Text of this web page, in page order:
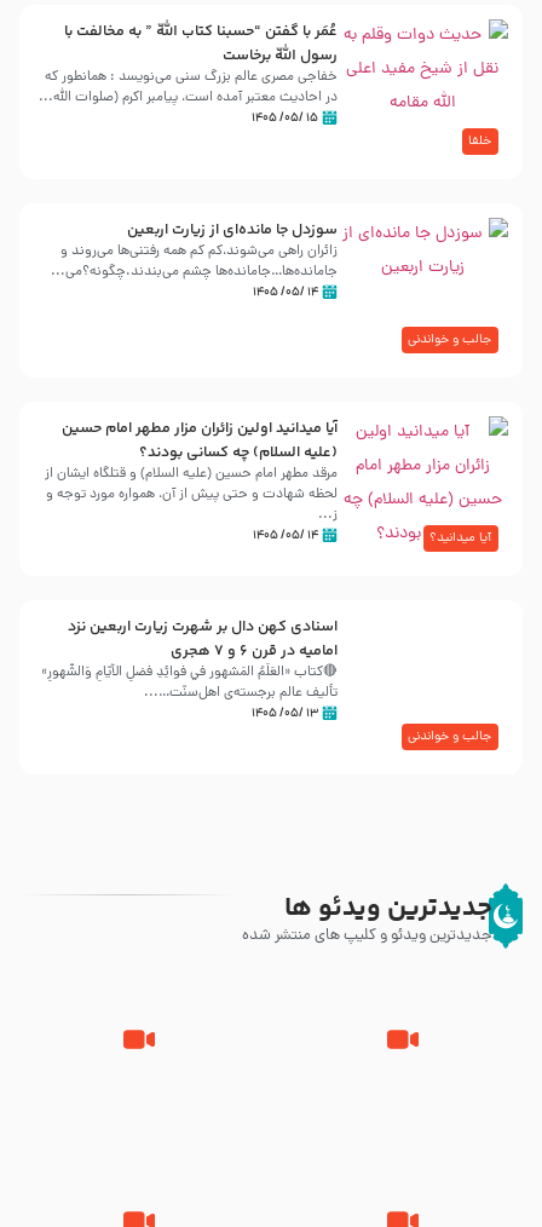
خلفا
عُمَر با گفتن “حسبنا كتاب اللّه ” به مخالفت با
رسول اللّه برخاست
خفاجی مصری عالم بزرگ سنی می‌نویسد : همانطور که
در احادیث معتبر آمده است، پیامبر اکرم (صلوات اللّه...
۱۵ /۰۵/ ۱۴۰۵
جالب و خواندنی
سوزدل جا مانده‌ای از زیارت اربعین
زائران راهی می‌شوند،کم‌ کم همه رفتنی‌ها می‌روند و
جامانده‌ها…جامانده‌ها چشم می‌بندند.چگونه؟می‌...
۱۴ /۰۵/ ۱۴۰۵
آیا میدانید؟
آیا میدانید اولین زائران مزار مطهر امام حسین
(علیه السلام) چه کسانی بودند؟
مرقد مطهر امام حسین (علیه السلام) و قتلگاه ایشان از
لحظه شهادت و حتی پیش از آن، همواره مورد توجه و
ز...
۱۴ /۰۵/ ۱۴۰۵
جالب و خواندنی
اسنادی کهن دال بر شهرت زیارت اربعین نزد
امامیه در قرن ۶ و ۷ هجری
🔴کتاب «العَلَمُ المَشهور في فَوائِدِ فَضلِ الأيّامِ وَالشُّهورِ»
تألیف عالم برجسته‌ی اهل‌سنّت…...
۱۳ /۰۵/ ۱۴۰۵
جدیدترین ویدئو ها
جدیدترین ویدئو و کلیپ های منتشر شده